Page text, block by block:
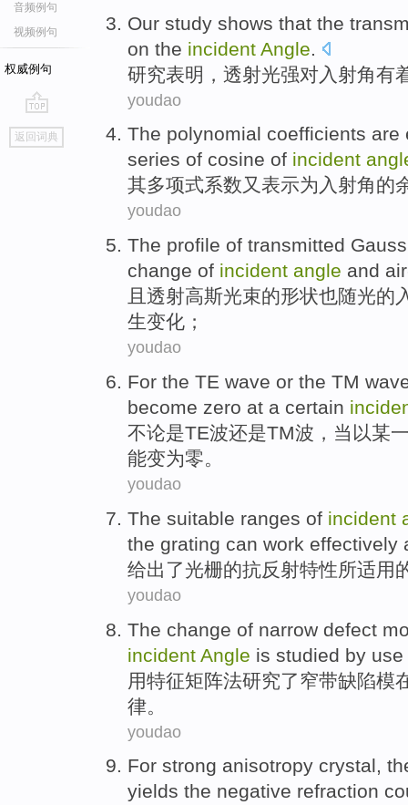
音频例句
视频例句
权威例句
go
top
返回词典
Our study shows that the
on the incident Angle
研究表明 ， 透射光强对入射角有
youdao
The polynomial coefficients are
series of cosine of incident
其多项式系数又 表示为 入射角的
youdao
The profile of transmitted
change of incident angle and
且 透射高斯光束的形状也随光的
生变化 ；
youdao
For the TE wave or the TM
become zero at a certain
不论是TE波还是TM波， 当 以某
能变为零。
youdao
The suitable ranges of incident
the grating can work effectively
给出了光栅的抗反射特性所适用
youdao
The change of narrow defect
incident Angle is studied by use
用特征矩阵法研究了窄带缺陷模
律。
youdao
For strong anisotropy crystal,
yields the negative refraction